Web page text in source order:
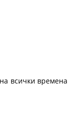
всички времена